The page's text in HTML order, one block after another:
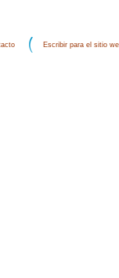
Escribir para el sitio